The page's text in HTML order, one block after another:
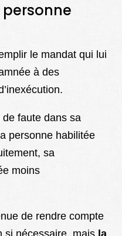
personne
le mandat qui lui
à des
faute dans sa
personne habilitée
sa
moins
de rendre compte